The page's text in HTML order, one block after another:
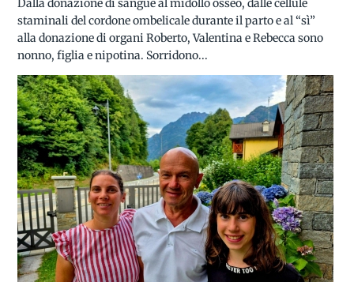
Dalla donazione di sangue al midollo osseo, dalle cellule
staminali del cordone ombelicale durante il parto e al “sì”
alla donazione di organi Roberto, Valentina e Rebecca sono
nonno, figlia e nipotina. Sorridono...